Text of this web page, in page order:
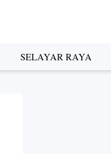
SELAYAR RAYA